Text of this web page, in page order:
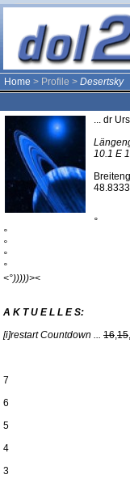
Home > Profile > Desertsky
... dr
10.1 E
48.8333
°
°
°
°
°
<°)))))><
A K T U E L L E S:
[i]restart Countdown ... 16,15,
7
6
5
4
3